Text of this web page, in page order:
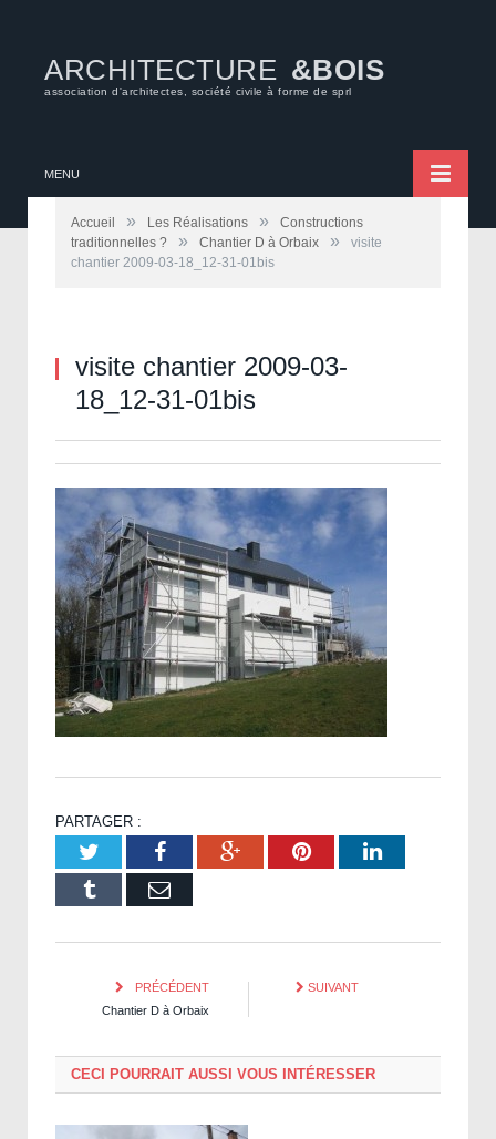
ARCHITECTURE &BOIS
association d'architectes, société civile à forme de sprl
MENU
Accueil » Les Réalisations »
Constructions
traditionnelles ?
» Chantier D à Orbaix »
visite
chantier 2009-03-18_12-31-01bis
visite chantier 2009-03-
18_12-31-01bis
PARTAGER :
TwitterFacebookGoogle+PinterestLinkedIn
Tumblr Email
PRÉCÉDENT
Chantier D à Orbaix
SUIVANT
CECI POURRAIT AUSSI VOUS INTÉRESSER